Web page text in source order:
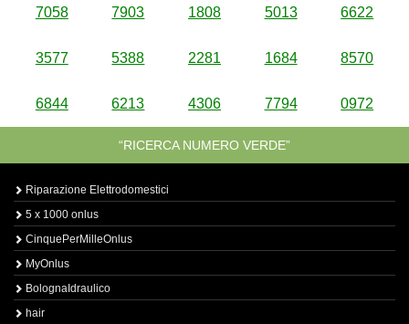
7058 7903 1808 5013 6622
3577 5388 2281 1684 8570
6844 6213 4306 7794 0972
“RICERCA NUMERO VERDE”
Riparazione Elettrodomestici
5 x 1000 onlus
CinquePerMilleOnlus
MyOnlus
BolognaIdraulico
hair